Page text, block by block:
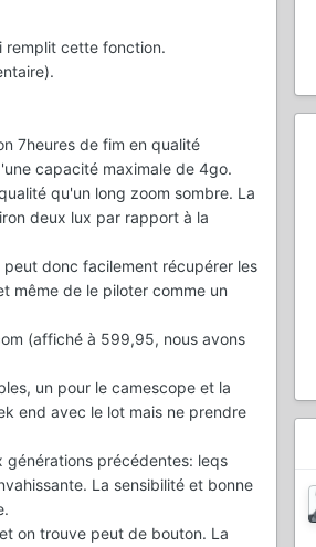
remplit cette fonction.
7heures de fim en qualité
capacité maximale de 4go.
qu'un long zoom sombre. La
deux lux par rapport à la
donc facilement récupérer les
même de le piloter comme un
(affiché à 599,95, nous avons
un pour le camescope et la
end avec le lot mais ne prendre
générations précédentes: leqs
La sensibilité et bonne
on trouve peut de bouton. La